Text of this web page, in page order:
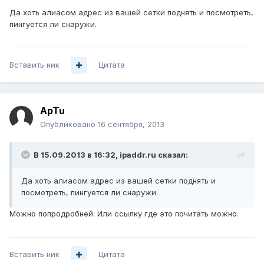
Да хоть алиасом адрес из вашей сетки поднять и посмотреть,
пингуется ли снаружи.
Вставить ник Цитата
ApTu
Опубликовано 16 сентября, 2013
В 15.09.2013 в 16:32, ipaddr.ru сказал:
Да хоть алиасом адрес из вашей сетки поднять и
посмотреть, пингуется ли снаружи.
Можно попродробней. Или ссылку где это почитать можно.
Вставить ник Цитата